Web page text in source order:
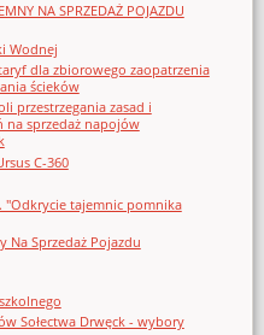
NA SPRZEDAŻ POJAZDU
Wodnej
dla zbiorowego zaopatrzenia
ścieków
przestrzegania zasad i
na sprzedaż napojów
C-360
"Odkrycie tajemnic pomnika
Na Sprzedaż Pojazdu
Sołectwa Drwęck - wybory